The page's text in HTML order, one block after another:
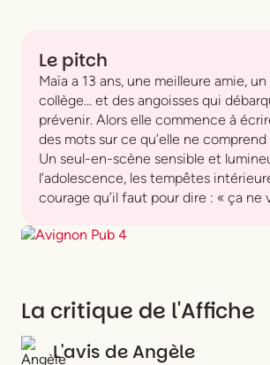
Le pitch
Maïa a 13 ans, une meilleure amie,
collège… et des angoisses qui
prévenir. Alors elle commence à
des mots sur ce qu’elle ne
Un seul-en-scène sensible et
l’adolescence, les tempêtes
courage qu’il faut pour dire : « ça ne
La critique de l'Affiche
L'avis deAngèle